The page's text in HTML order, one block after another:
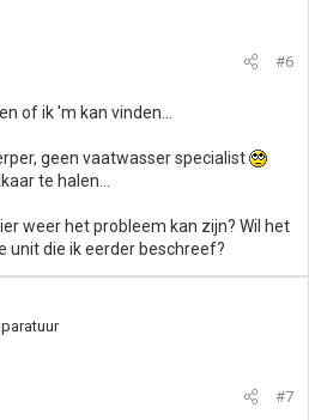
#6
of ik 'm kan vinden...
geen vaatwasser specialist
te halen...
weer het probleem kan zijn? Wil het
unit die ik eerder beschreef?
#7